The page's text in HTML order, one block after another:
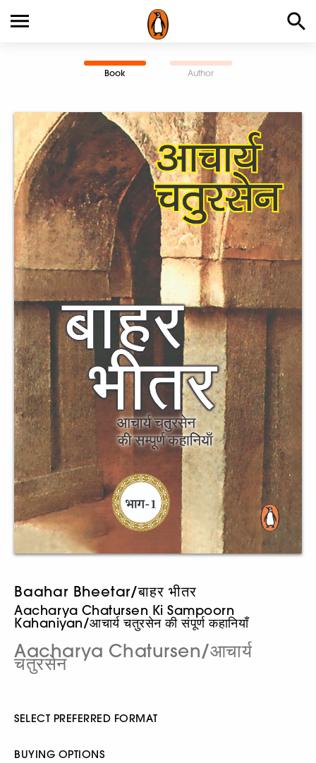
Book Author
Baahar Bheetar/बाहर भीतर
Aacharya Chatursen Ki Sampoorn
Kahaniyan/आचार्य चतुरसेन की संपूर्ण कहानियाँ
Aacharya Chatursen/आचार्य
चतुरसेन
SELECT PREFERRED FORMAT
BUYING OPTIONS